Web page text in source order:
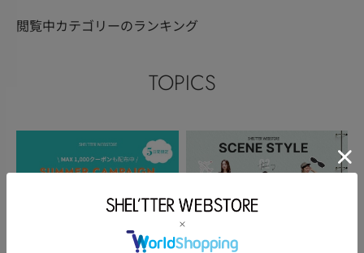
閲覧中カテゴリーのランキング
TOPICS